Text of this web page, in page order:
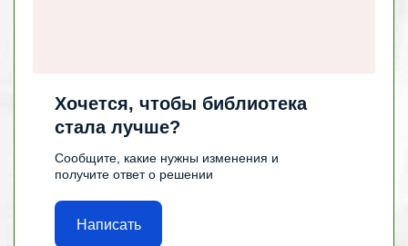
Хочется, чтобы библиотека
стала лучше?
Сообщите, какие нужны изменения и
получите ответ о решении
Написать